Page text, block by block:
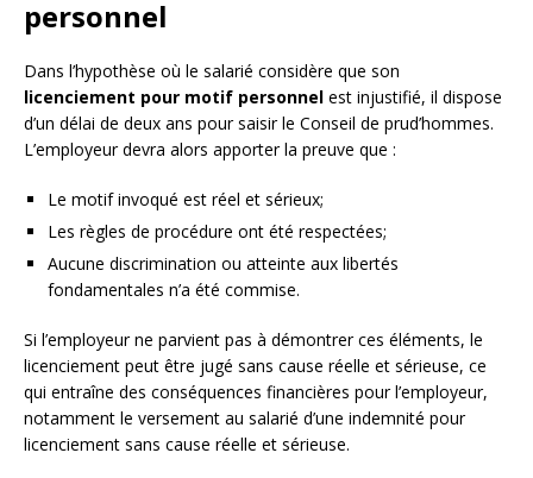
personnel
Dans l’hypothèse où le salarié considère que son
licenciement pour motif personnel est injustifié, il dispose
d’un délai de deux ans pour saisir le Conseil de prud’hommes.
L’employeur devra alors apporter la preuve que :
Le motif invoqué est réel et sérieux;
Les règles de procédure ont été respectées;
Aucune discrimination ou atteinte aux libertés
fondamentales n’a été commise.
Si l’employeur ne parvient pas à démontrer ces éléments, le
licenciement peut être jugé sans cause réelle et sérieuse, ce
qui entraîne des conséquences financières pour l’employeur,
notamment le versement au salarié d’une indemnité pour
licenciement sans cause réelle et sérieuse.